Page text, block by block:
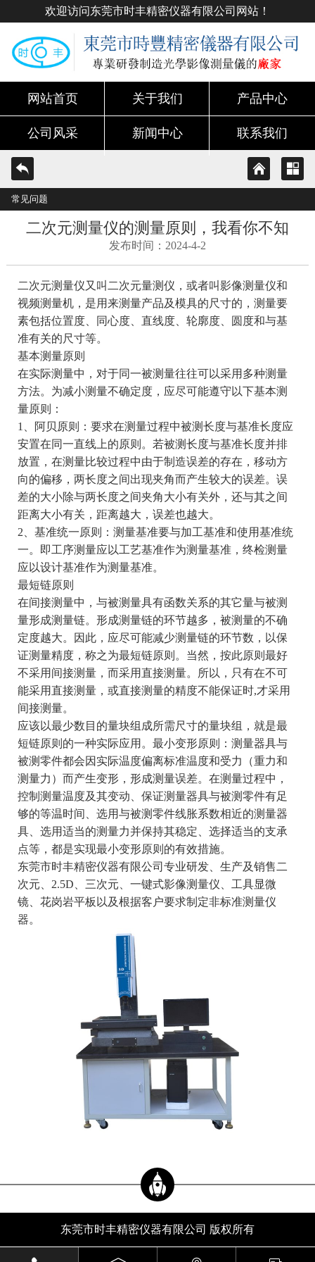
欢迎访问东莞市时丰精密仪器有限公司网站！
网站首页 关于我们 产品中心
公司风采 新闻中心 联系我们
常见问题
二次元测量仪的测量原则，我看你不知
发布时间：2024-4-2
二次元测量仪又叫二次元量测仪，或者叫影像测量仪和
视频测量机，是用来测量产品及模具的尺寸的，测量要
素包括位置度、同心度、直线度、轮廓度、圆度和与基
准有关的尺寸等。
基本测量原则
在实际测量中，对于同一被测量往往可以采用多种测量
方法。为减小测量不确定度，应尽可能遵守以下基本测
量原则：
1、阿贝原则：要求在测量过程中被测长度与基准长度应
安置在同一直线上的原则。若被测长度与基准长度并排
放置，在测量比较过程中由于制造误差的存在，移动方
向的偏移，两长度之间出现夹角而产生较大的误差。误
差的大小除与两长度之间夹角大小有关外，还与其之间
距离大小有关，距离越大，误差也越大。
2、基准统一原则：测量基准要与加工基准和使用基准统
一。即工序测量应以工艺基准作为测量基准，终检测量
应以设计基准作为测量基准。
最短链原则
在间接测量中，与被测量具有函数关系的其它量与被测
量形成测量链。形成测量链的环节越多，被测量的不确
定度越大。因此，应尽可能减少测量链的环节数，以保
证测量精度，称之为最短链原则。当然，按此原则最好
不采用间接测量，而采用直接测量。所以，只有在不可
能采用直接测量，或直接测量的精度不能保证时,才采用
间接测量。
应该以最少数目的量块组成所需尺寸的量块组，就是最
短链原则的一种实际应用。最小变形原则：测量器具与
被测零件都会因实际温度偏离标准温度和受力（重力和
测量力）而产生变形，形成测量误差。在测量过程中，
控制测量温度及其变动、保证测量器具与被测零件有足
够的等温时间、选用与被测零件线胀系数相近的测量器
具、选用适当的测量力并保持其稳定、选择适当的支承
点等，都是实现最小变形原则的有效措施。
东莞市时丰精密仪器有限公司专业研发、生产及销售二
次元、2.5D、三次元、一键式影像测量仪、工具显微
镜、花岗岩平板以及根据客户要求制定非标准测量仪
器。
东莞市时丰精密仪器有限公司 版权所有